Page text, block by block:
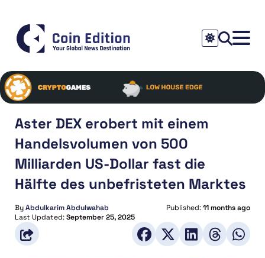
Aster DEX erobert mit einem
Handelsvolumen von 500
Milliarden US-Dollar fast die
Hälfte des unbefristeten Marktes
ByAbdulkarim Abdulwahab Published:11 months ago
Last Updated:September 25, 2025